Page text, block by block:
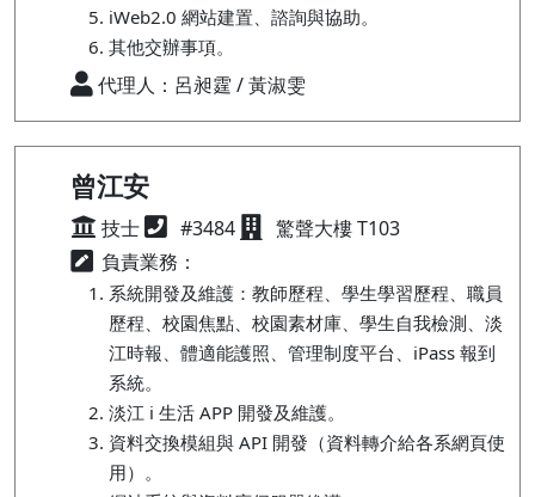
iWeb2.0 網站建置、諮詢與協助。
其他交辦事項。
代理人：呂昶霆 / 黃淑雯
曾江安
技士 #3484
驚聲大樓 T103
負責業務：
系統開發及維護：教師歷程、學生學習歷程、職員
歷程、校園焦點、校園素材庫、學生自我檢測、淡
江時報、體適能護照、管理制度平台、iPass 報到
系統。
淡江 i 生活 APP 開發及維護。
資料交換模組與 API 開發（資料轉介給各系網頁使
用）。